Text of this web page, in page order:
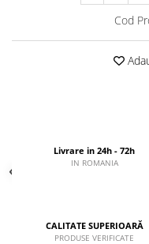
Cod
Livrare in 24h - 72h
IN ROMANIA
CALITATE SUPERIOARĂ
PRODUSE VERIFICATE